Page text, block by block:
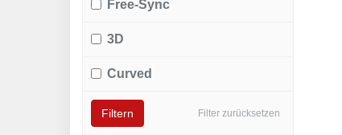
Free-Sync
3D
Curved
Filter zurücksetzen
Filtern